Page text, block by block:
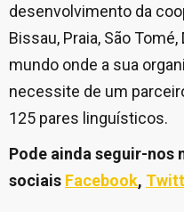
desenvolvimento da
Bissau, Praia, São
mundo onde a sua
necessite de um
125 pares linguísticos.
Pode ainda seguir-nos
sociais Facebook,